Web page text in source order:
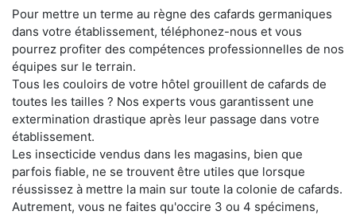
Pour mettre un terme au règne des cafards germaniques
dans votre établissement, téléphonez-nous et vous
pourrez profiter des compétences professionnelles de nos
équipes sur le terrain.
Tous les couloirs de votre hôtel grouillent de cafards de
toutes les tailles ? Nos experts vous garantissent une
extermination drastique après leur passage dans votre
établissement.
Les insecticide vendus dans les magasins, bien que
parfois fiable, ne se trouvent être utiles que lorsque
réussissez à mettre la main sur toute la colonie de cafards.
Autrement, vous ne faites qu'occire 3 ou 4 spécimens,